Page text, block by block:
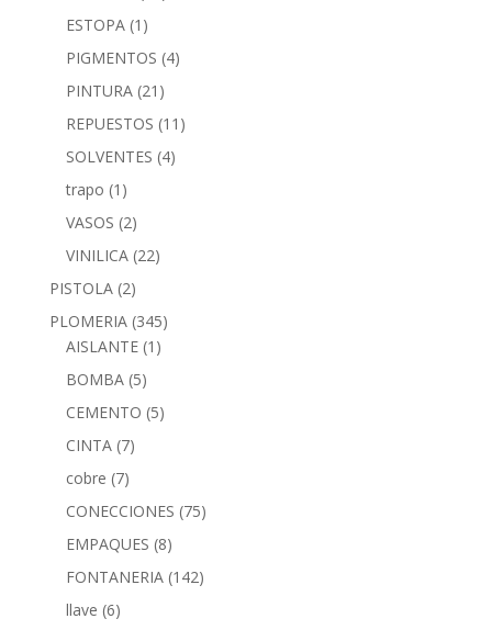
ESTOPA (1)
PIGMENTOS (4)
PINTURA (21)
REPUESTOS (11)
SOLVENTES (4)
trapo (1)
VASOS (2)
VINILICA (22)
PISTOLA (2)
PLOMERIA (345)
AISLANTE (1)
BOMBA (5)
CEMENTO (5)
CINTA (7)
cobre (7)
CONECCIONES (75)
EMPAQUES (8)
FONTANERIA (142)
llave (6)